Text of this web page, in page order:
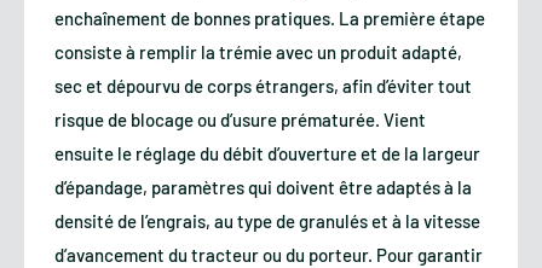
enchaînement de bonnes pratiques. La première étape
consiste à remplir la trémie avec un produit adapté,
sec et dépourvu de corps étrangers, afin d’éviter tout
risque de blocage ou d’usure prématurée. Vient
ensuite le réglage du débit d’ouverture et de la largeur
d’épandage, paramètres qui doivent être adaptés à la
densité de l’engrais, au type de granulés et à la vitesse
d’avancement du tracteur ou du porteur. Pour garantir